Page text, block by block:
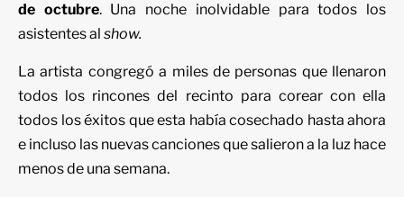
de octubre. Una noche inolvidable para todos los
asistentes al show.
La artista congregó a miles de personas que llenaron
todos los rincones del recinto para corear con ella
todos los éxitos que esta había cosechado hasta ahora
e incluso las nuevas canciones que salieron a la luz hace
menos de una semana.